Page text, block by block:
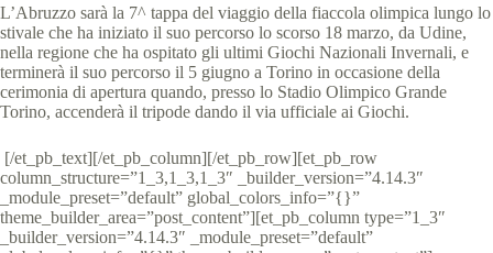
L’Abruzzo sarà la 7^ tappa del viaggio della fiaccola olimpica lungo lo
stivale che ha iniziato il suo percorso lo scorso 18 marzo, da Udine,
nella regione che ha ospitato gli ultimi Giochi Nazionali Invernali, e
terminerà il suo percorso il 5 giugno a Torino in occasione della
cerimonia di apertura quando, presso lo Stadio Olimpico Grande
Torino, accenderà il tripode dando il via ufficiale ai Giochi.
[/et_pb_text][/et_pb_column][/et_pb_row][et_pb_row
column_structure=”1_3,1_3,1_3″ _builder_version=”4.14.3″
_module_preset=”default” global_colors_info=”{}”
theme_builder_area=”post_content”][et_pb_column type=”1_3″
_builder_version=”4.14.3″ _module_preset=”default”